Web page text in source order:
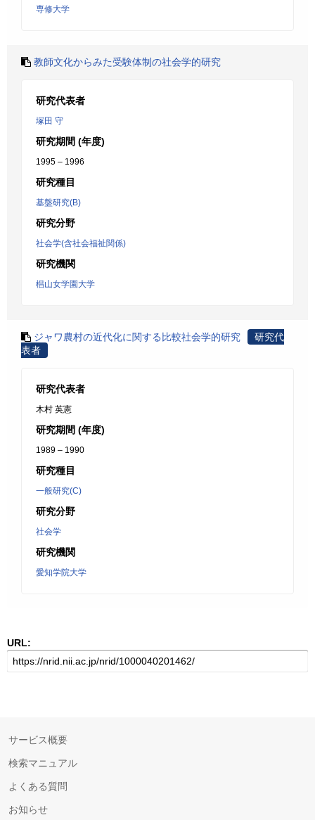
専修大学
教師文化からみた受験体制の社会学的研究
研究代表者
塚田 守
研究期間 (年度)
1995 – 1996
研究種目
基盤研究(B)
研究分野
社会学(含社会福祉関係)
研究機関
椙山女学園大学
ジャワ農村の近代化に関する比較社会学的研究
研究代
表者
研究代表者
木村 英憲
研究期間 (年度)
1989 – 1990
研究種目
一般研究(C)
研究分野
社会学
研究機関
愛知学院大学
URL:
サービス概要
検索マニュアル
よくある質問
お知らせ